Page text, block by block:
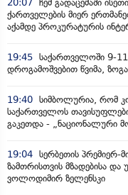
20:07 ჩემ გადაცემაში
ქართველების მიერ
აქამდე პროკურატურის
19:45 საქართველოში 9-
დროგამოშვებით წვიმა,
19:40 სიმბოლურია, რომ
საქართველოს
გაკეთდა - „ნაციონალური
19:04 სერბეთის პრემიერ-
ზამთრისთვის მზადებისა და
ვოლოდიმირ ზელენსკი